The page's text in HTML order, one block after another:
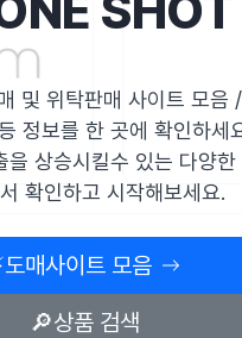
및 위탁판매 사이트 모음
정보를 한 곳에 확인하세
을 상승시킬수 있는 다양
확인하고 시작해보세요.
도매사이트 모음
🔎상품 검색